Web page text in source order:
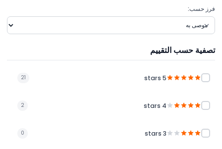
فرز حسب:
تصفية حسب التقييم
5 stars
21
4 stars
2
3 stars
0